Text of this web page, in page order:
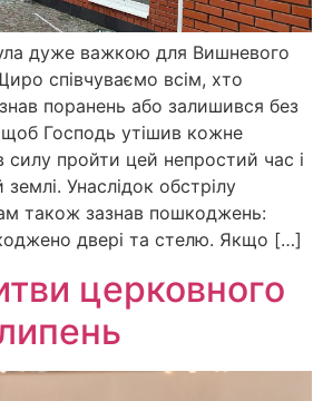
дуже важкою для Вишневого
співчуваємо всім, хто
поранень або залишився без
Господь утішив кожне
силу пройти цей непростий час і
Унаслідок обстрілу
також зазнав пошкоджень:
двері та стелю. Якщо […]
церковного